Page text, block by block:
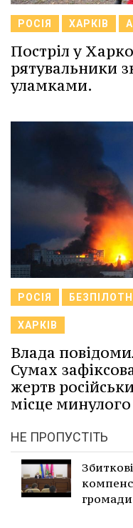
РОСІЯ ХАРКІВ
Постріл у
рятувальники
уламками.
РОСІЯ
ХАРКІВ
Влада
Сумах
жертв
місце
НЕ ПРОПУСТІТЬ
громади